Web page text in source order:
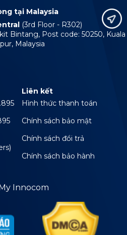
tại Malaysia
(3rd Floor - R302)
Bintang, Post code: 50250, Kuala
Malaysia
Liên kết
Hình thức thanh toán
Chính sách bảo mật
Chính sách đổi trả
Chính sách bảo hành
Innocom